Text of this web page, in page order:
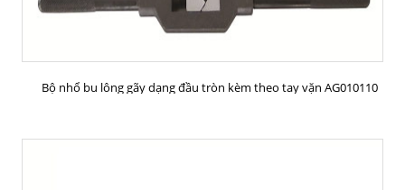
MUA HÀNG
Bộ nhổ bu lông gãy dạng đầu tròn kèm theo tay vặn AG010110